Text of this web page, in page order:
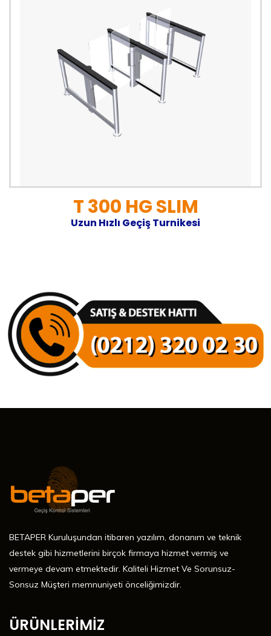
T 300 HG SLIM
Uzun Hızlı Geçiş Turnikesi
BETAPER Kuruluşundan itibaren yazılım, donanım ve teknik
destek gibi hizmetlerini birçok firmaya hizmet vermiş ve
vermeye devam etmektedir. Kaliteli Hizmet Ve Sorunsuz-
Sonsuz Müşteri memnuniyeti önceliğimizdir.
ÜRÜNLERİMİZ